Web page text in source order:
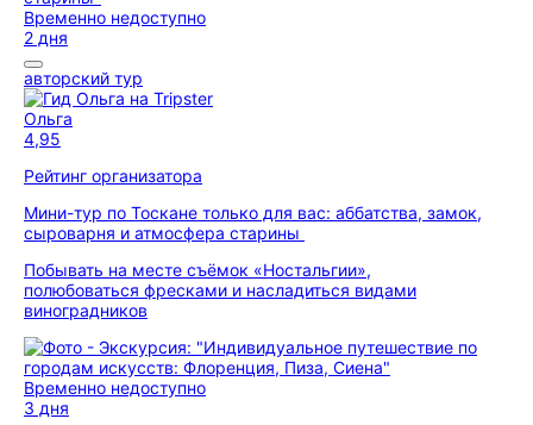
Временно недоступно
2 дня
авторский тур
Ольга
4,95
Рейтинг организатора
Мини-тур по Тоскане только для вас: аббатства, замок,
сыроварня и атмосфера старины
Побывать на месте съёмок «Ностальгии»,
полюбоваться фресками и насладиться видами
виноградников
Временно недоступно
3 дня